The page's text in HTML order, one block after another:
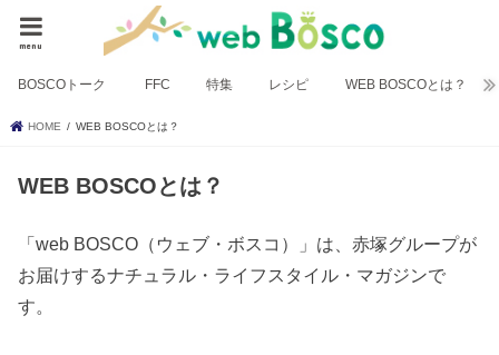
menu
BOSCOトーク FFC 特集 レシピ WEB BOSCOとは？
HOME WEB BOSCOとは？
WEB BOSCOとは？
「web BOSCO（ウェブ・ボスコ）」は、赤塚グループが
お届けするナチュラル・ライフスタイル・マガジンで
す。